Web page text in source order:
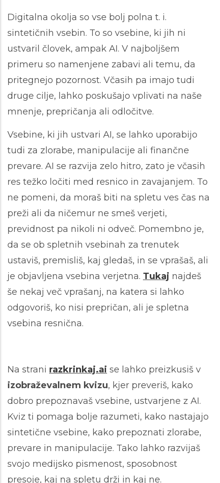
Digitalna okolja so vse bolj polna t. i.
sintetičnih vsebin. To so vsebine, ki jih ni
ustvaril človek, ampak AI. V najboljšem
primeru so namenjene zabavi ali temu, da
pritegnejo pozornost. Včasih pa imajo tudi
druge cilje, lahko poskušajo vplivati na naše
mnenje, prepričanja ali odločitve.
Vsebine, ki jih ustvari AI, se lahko uporabijo
tudi za zlorabe, manipulacije ali finančne
prevare. AI se razvija zelo hitro, zato je včasih
res težko ločiti med resnico in zavajanjem. To
ne pomeni, da moraš biti na spletu ves čas na
preži ali da ničemur ne smeš verjeti,
previdnost pa nikoli ni odveč. Pomembno je,
da se ob spletnih vsebinah za trenutek
ustaviš, premisliš, kaj gledaš, in se vprašaš, ali
je objavljena vsebina verjetna. Tukaj najdeš
še nekaj več vprašanj, na katera si lahko
odgovoriš, ko nisi prepričan, ali je spletna
vsebina resnična.
Na strani razkrinkaj.ai se lahko preizkusiš v
izobraževalnem kvizu, kjer preveriš, kako
dobro prepoznavaš vsebine, ustvarjene z AI.
Kviz ti pomaga bolje razumeti, kako nastajajo
sintetične vsebine, kako prepoznati zlorabe,
prevare in manipulacije. Tako lahko razvijaš
svojo medijsko pismenost, sposobnost
presoje, kaj na spletu drži in kaj ne.